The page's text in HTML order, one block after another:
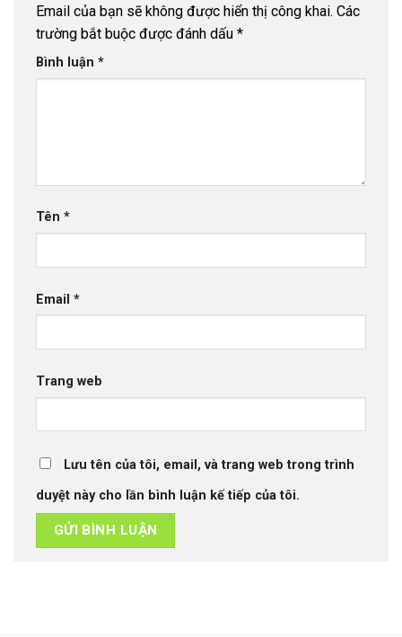
Email của bạn sẽ không được hiển thị công khai. Các
trường bắt buộc được đánh dấu *
Bình luận *
Tên *
Email *
Trang web
Lưu tên của tôi, email, và trang web trong trình
duyệt này cho lần bình luận kế tiếp của tôi.